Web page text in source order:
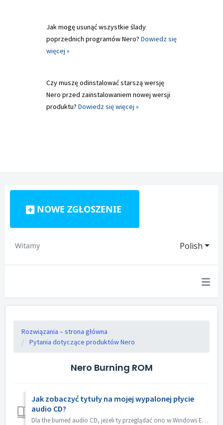
Jak mogę usunąć wszystkie ślady
poprzednich programów Nero? Dowiedz się
więcej »
Czy muszę odinstalować starszą wersję
Nero przed zainstalowaniem nowej wersji
produktu? Dowiedz się więcej »
NOWE ZGŁOSZENIE
Polish
Witamy
Rozwiązania – strona główna
Pytania dotyczące produktów Nero
Nero Burning ROM
Jak zobaczyć tytuły na mojej wypalonej płycie
audio CD?
Dla the burned audio CD, jeżeli ty przeglądać ono w Windows Eksplorator, ono pokazywać jako ścieżka 01, ścieżka 02. Jest to zgodne z oczekiwaniami: If...